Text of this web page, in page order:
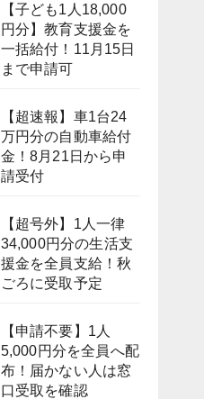
【子ども1人18,000
円分】教育支援金を
一括給付！11月15日
まで申請可
【超速報】車1台24
万円分の自動車給付
金！8月21日から申
請受付
【超号外】1人一律
34,000円分の生活支
援金を全員支給！秋
ごろに受取予定
【申請不要】1人
5,000円分を全員へ配
布！届かない人は窓
口受取を確認